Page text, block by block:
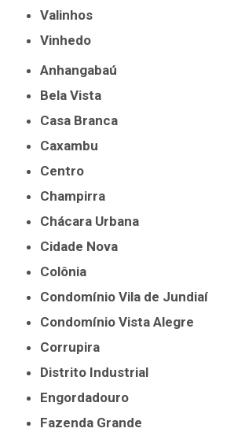
Valinhos
Vinhedo
Anhangabaú
Bela Vista
Casa Branca
Caxambu
Centro
Champirra
Chácara Urbana
Cidade Nova
Colônia
Condomínio Vila de Jundiaí
Condomínio Vista Alegre
Corrupira
Distrito Industrial
Engordadouro
Fazenda Grande